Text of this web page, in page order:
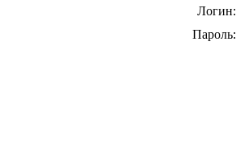
Логин:
Пароль: